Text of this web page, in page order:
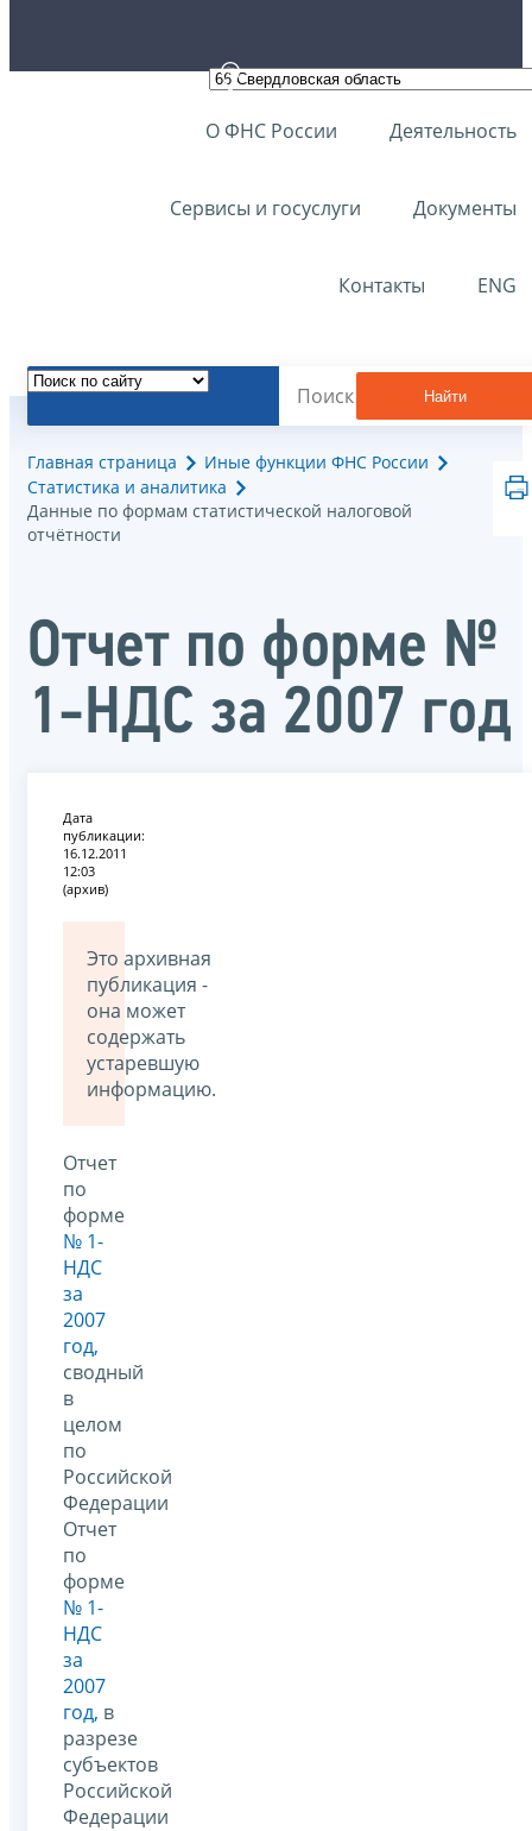
О ФНС России Деятельность
Сервисы и госуслуги Документы
Контакты ENG
Найти
Главная страница
Иные функции ФНС России
Статистика и аналитика
Данные по формам статистической налоговой
отчётности
Отчет по форме №
1-НДС за 2007 год
Дата
публикации:
16.12.2011
12:03
(архив)
Это архивная
публикация -
она может
содержать
устаревшую
информацию.
Отчет
по
форме
№ 1-
НДС
за
2007
год,
сводный
в
целом
по
Российской
Федерации
Отчет
по
форме
№ 1-
НДС
за
2007
год, в
разрезе
субъектов
Российской
Федерации